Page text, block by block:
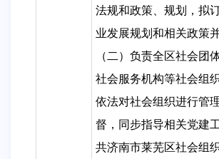
法规和政策、规划，拟
业发展规划和相关政策
（二）负责全区社会团
社会服务机构等社会组
依法对社会组织进行管
督，同步指导相关党建
共济南市莱芜区社会组